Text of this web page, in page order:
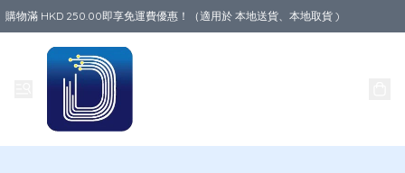
購物滿 HKD 250.00即享免運費優惠！（適用於 本地送貨、本地取貨 )